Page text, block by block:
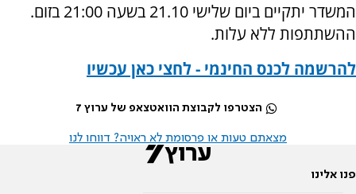
המשדר יתקיים ביום שלישי 21.10 בשעה 21:00 בזום.
ההשתתפות ללא עלות.
להרשמה לכנס החינמי - לחצי כאן עכשיו
הצטרפו לקבוצת הוואטצאפ של ערוץ 7
מצאתם טעות או פרסומת לא ראויה? דווחו לנו
פנו אלינו